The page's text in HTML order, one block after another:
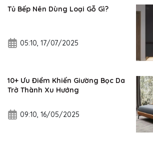
Tủ Bếp Nên Dùng Loại Gỗ Gì?
05:10, 17/07/2025
10+ Ưu Điểm Khiến Giường Bọc Da
Trở Thành Xu Hướng
09:10, 16/05/2025